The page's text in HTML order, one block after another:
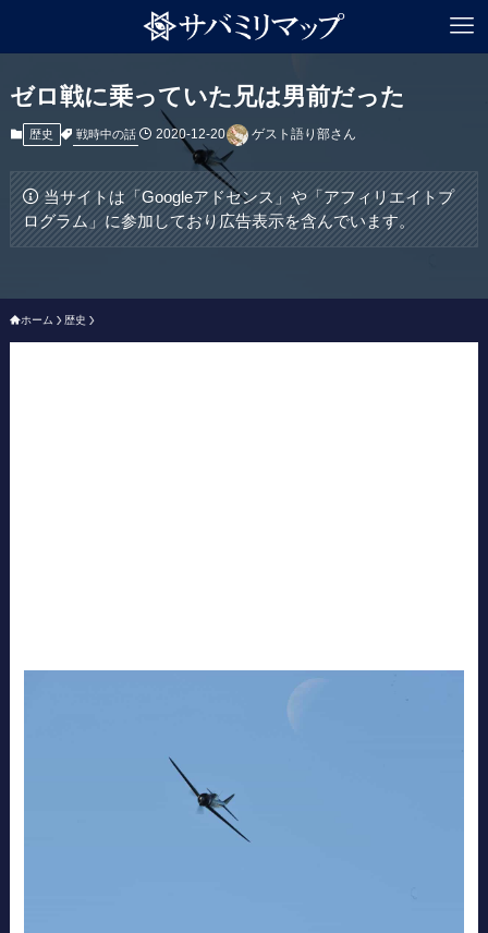
ゼロ戦に乗っていた兄は男前だった
歴史 戦時中の話 2020-12-20 ゲスト語り部さん
当サイトは「Googleアドセンス」や「アフィリエイトプ
ログラム」に参加しており広告表示を含んでいます。
ホーム 歴史